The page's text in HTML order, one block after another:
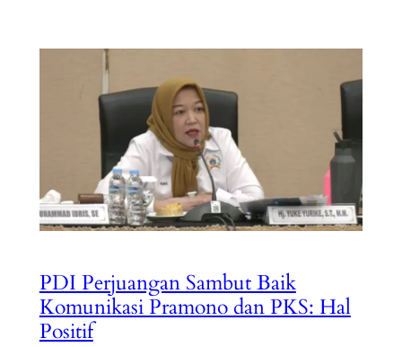
PDI Perjuangan Sambut Baik
Komunikasi Pramono dan PKS: Hal
Positif